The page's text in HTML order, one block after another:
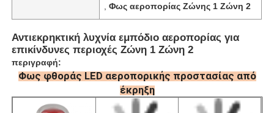
,Φως αεροπορίας Ζώνης 1 Ζώνη 2
Αντιεκρηκτική λυχνία εμπόδιο αεροπορίας για
επικίνδυνες περιοχές Ζώνη 1 Ζώνη 2
περιγραφή:
Φως φθοράς LED αεροπορικής προστασίας από
έκρηξη